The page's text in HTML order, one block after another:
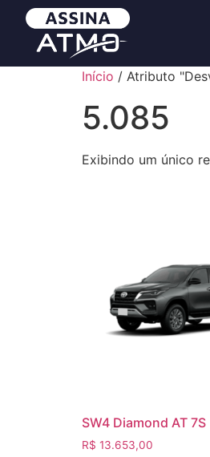
Início / Atributo
5.085
Exibindo um único
SW4 Diamond AT 7S
R$ 13.653,00